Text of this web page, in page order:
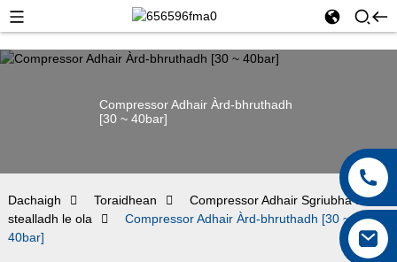
Compressor Adhair Àrd-bhruthadh
[30 ~ 40bar]
Dachaigh Toraidhean
Compressor Adhair Sgriubha air a
stealladh le ola
Compressor Adhair Àrd-bhruthadh [30 ~
40bar]